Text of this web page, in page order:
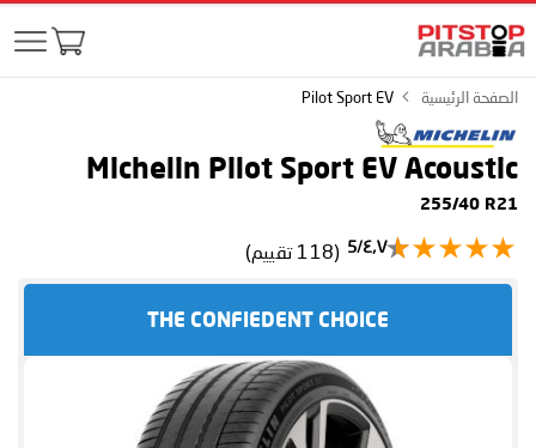
الصفحة الرئيسية Pilot Sport EV
Michelin Pilot Sport EV Acoustic
255/40 R21
٤٫٧/5 (118 تقييم)
THE CONFIEDENT CHOICE